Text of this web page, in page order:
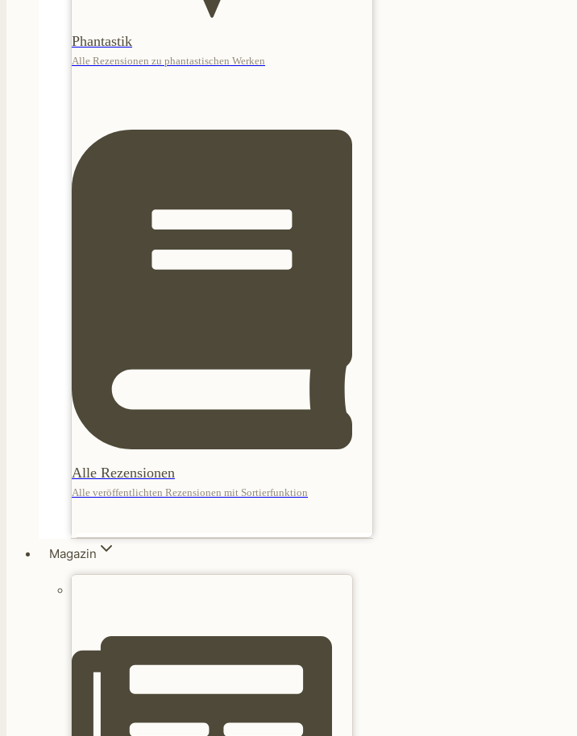
Phantastik
Alle Rezensionen zu phantastischen Werken
Alle Rezensionen
Alle veröffentlichten Rezensionen mit Sortierfunktion
Magazin